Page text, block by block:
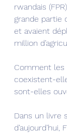
rwandais
grande partie
et avaient
million
Comment les
coexistent-
sont-elles
Dans un livre
d’aujourd’hui,